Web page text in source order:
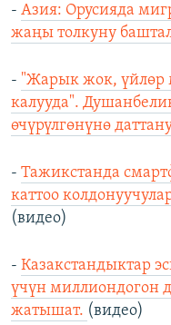
- Азия: Орусияда
жаңы толкуну
- "Жарык жок, үйлөр
калууда".
өчүрүлгөнүнө
- Тажикстанда
каттоо
(видео)
- Казакстандыктар
үчүн миллиондогон
жатышат. (видео)